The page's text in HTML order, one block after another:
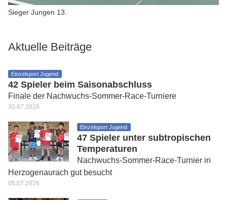
Sieger Jungen 13.
Aktuelle Beiträge
Einzelsport Jugend
42 Spieler beim Saisonabschluss
Finale der Nachwuchs-Sommer-Race-Turniere
30.07.2026
Einzelsport Jugend
47 Spieler unter subtropischen
Temperaturen
Nachwuchs-Sommer-Race-Turnier in
Herzogenaurach gut besucht
05.07.2026